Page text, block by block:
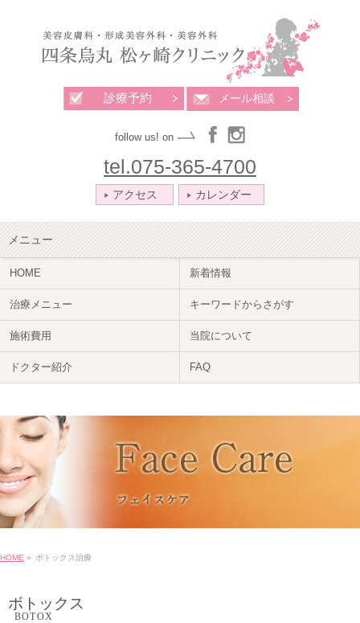
診療予約 メール相談
follow us! on
tel.075-365-4700
アクセス カレンダー
メニュー
HOME 新着情報
治療メニュー キーワードからさがす
施術費用 当院について
ドクター紹介 FAQ
HOME » ボトックス治療
ボトックス
BOTOX